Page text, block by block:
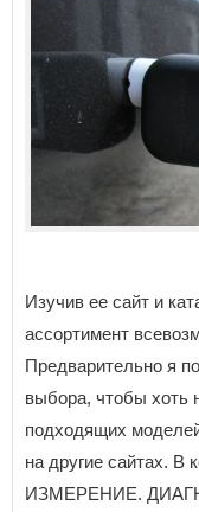
Изучив ее сайт и
ассортимент
Предварительно я
выбора, чтобы хоть
подходящих
на другие сайтах.
ИЗМЕРЕНИЕ.